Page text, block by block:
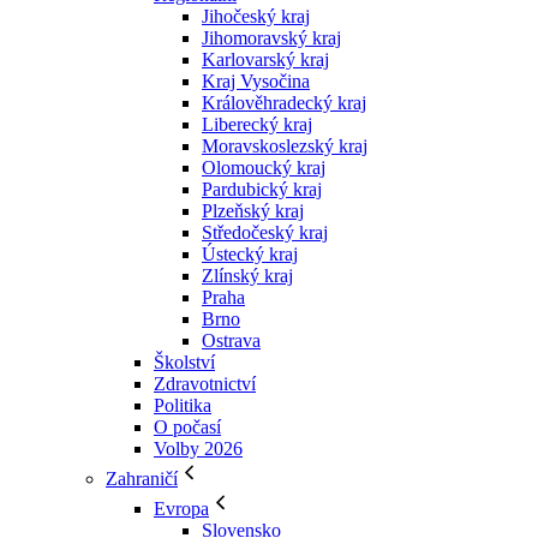
Jihočeský kraj
Jihomoravský kraj
Karlovarský kraj
Kraj Vysočina
Králověhradecký kraj
Liberecký kraj
Moravskoslezský kraj
Olomoucký kraj
Pardubický kraj
Plzeňský kraj
Středočeský kraj
Ústecký kraj
Zlínský kraj
Praha
Brno
Ostrava
Školství
Zdravotnictví
Politika
O počasí
Volby 2026
Zahraničí
Evropa
Slovensko